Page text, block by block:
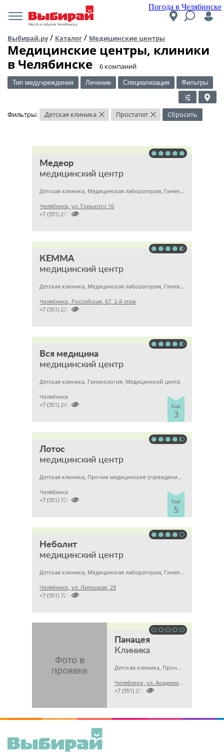
Погода в Челябинске
Места и события Челябинска
Выбирай.ру/ Каталог / Медицинские центры
Медицинские центры, клиники
в Челябинске
​6 компаний
Тип медучреждения Лечение Специализация Фильтры
Фильтры: Детская клиника × Простатит × Сбросить
Медеор
медицинский центр
Детская клиника, Медицинская лаборатория, Гинекология
Челябинск, ул. Горького 16

+7 (351) 2172376
КЕММА
медицинский центр
Детская клиника, Медицинская лаборатория, Гинекология
Челябинск, Российская, 67, 2-й этаж

+7 (351) 2256145
Вся медицина
медицинский центр
Детская клиника, Гинекология, Медицинский центр
Ещё
3
Челябинск

+7 (351) 2400303
Лотос
медицинский центр
Детская клиника, Прочие медицинские учреждения, Гинекология
Ещё
5
Челябинск

+7 (351) 7298929
Неболит
медицинский центр
Детская клиника, Медицинская лаборатория, Гинекология
Челябинск, ул. Липецкая, 29

+7 (351) 7212891
Панацея
Клиника
Детская клиника, Прочие медицинские учреждения, Медицинский центр
Челябинск, ул. Академика Королёва, 42

+7 (351) 2174165